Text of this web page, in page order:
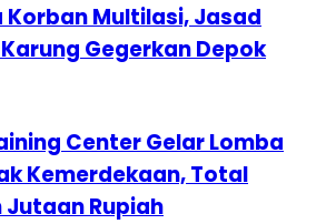
Korban Multilasi, Jasad
Gegerkan Depok
Center Gelar Lomba
Kemerdekaan, Total
Jutaan Rupiah